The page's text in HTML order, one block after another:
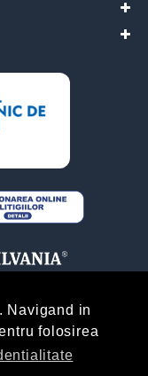
Navigand in
folosirea
ABONARE